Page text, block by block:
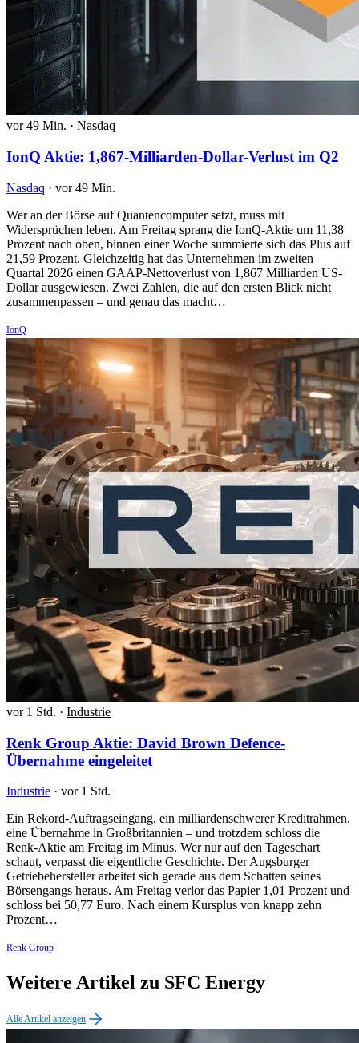
vor 49 Min. · Nasdaq
IonQ Aktie: 1,867-Milliarden-Dollar-Verlust im Q2
Nasdaq · vor 49 Min.
Wer an der Börse auf Quantencomputer setzt, muss mit
Widersprüchen leben. Am Freitag sprang die IonQ-Aktie um 11,38
Prozent nach oben, binnen einer Woche summierte sich das Plus auf
21,59 Prozent. Gleichzeitig hat das Unternehmen im zweiten
Quartal 2026 einen GAAP-Nettoverlust von 1,867 Milliarden US-
Dollar ausgewiesen. Zwei Zahlen, die auf den ersten Blick nicht
zusammenpassen – und genau das macht…
IonQ
vor 1 Std. · Industrie
Renk Group Aktie: David Brown Defence-
Übernahme eingeleitet
Industrie · vor 1 Std.
Ein Rekord-Auftragseingang, ein milliardenschwerer Kreditrahmen,
eine Übernahme in Großbritannien – und trotzdem schloss die
Renk-Aktie am Freitag im Minus. Wer nur auf den Tageschart
schaut, verpasst die eigentliche Geschichte. Der Augsburger
Getriebehersteller arbeitet sich gerade aus dem Schatten seines
Börsengangs heraus. Am Freitag verlor das Papier 1,01 Prozent und
schloss bei 50,77 Euro. Nach einem Kursplus von knapp zehn
Prozent…
Renk Group
Weitere Artikel zu SFC Energy
Alle Artikel anzeigen